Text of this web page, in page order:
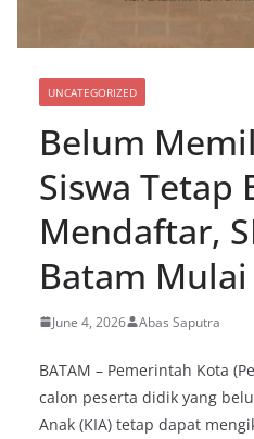
UNCATEGORIZED
Belum
Siswa Tetap
Mendaftar,
Batam Mulai
June 4, 2026 Abas Saputra
BATAM – Pemerintah Kota
calon peserta didik yang
Anak (KIA) tetap dapat